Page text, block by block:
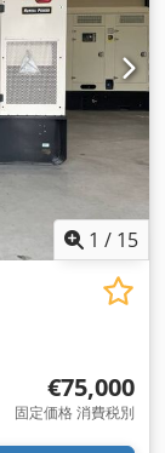
1 / 15
€75,000
固定価格 消費税別